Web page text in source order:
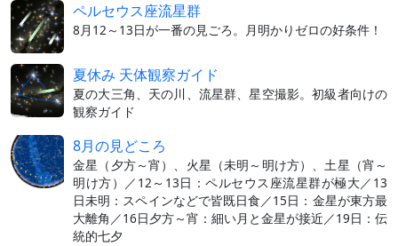
ペルセウス座流星群
8月12～13日が一番の見ごろ。月明かりゼロの好条件！
夏休み 天体観察ガイド
夏の大三角、天の川、流星群、星空撮影。初級者向けの
観察ガイド
8月の見どころ
金星（夕方～宵）、火星（未明～明け方）、土星（宵～
明け方）／12～13日：ペルセウス座流星群が極大／13
日未明：スペインなどで皆既日食／15日：金星が東方最
大離角／16日夕方～宵：細い月と金星が接近／19日：伝
統的七夕